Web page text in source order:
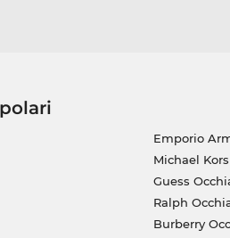
Emporio
Michael
Guess
Ralph
Burberry